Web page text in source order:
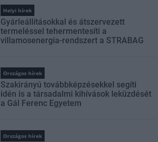
Helyi hírek
Gyárleállításokkal és átszervezett
termeléssel tehermentesíti a
villamosenergia-rendszert a STRABAG
Országos hírek
Szakirányú továbbképzésekkel segíti
idén is a társadalmi kihívások leküzdését
a Gál Ferenc Egyetem
Országos hírek